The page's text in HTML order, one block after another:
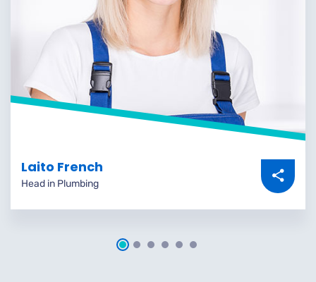
Laito French
Head in Plumbing